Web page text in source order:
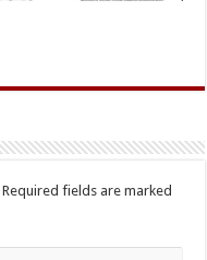
Required fields are marked